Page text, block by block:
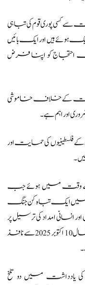
سے کسی پوری قوم کی تباہی
ہیں اور ایک بائیں
احتجاج کو اپنا فرض
ریاست کے خلاف خاموشی
اور اہم ہے۔
کی حمایت اور
ایسے وقت میں ہوئے جب
غزہ کی پٹی میں ایک تباہ کن جنگ
امداد کی ترسیل پر
سخت پابندیاں عائد کی گئی ہیں۔ یہ صورتحال 10 اکتوبر 2025 سے نافذ
کی یادداشت میں دو تلخ